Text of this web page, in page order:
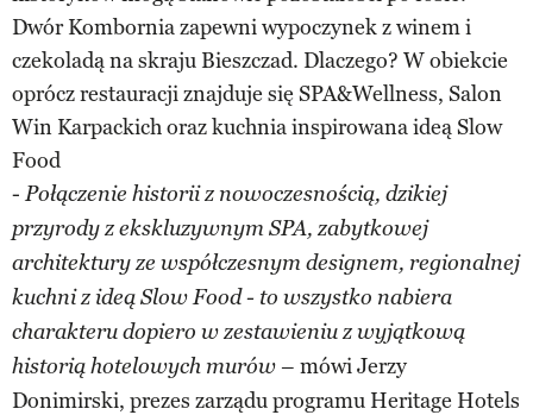
Dwór Kombornia zapewni wypoczynek z winem i
czekoladą na skraju Bieszczad. Dlaczego? W obiekcie
oprócz restauracji znajduje się SPA&Wellness, Salon
Win Karpackich oraz kuchnia inspirowana ideą Slow
Food
- Połączenie historii z nowoczesnością, dzikiej
przyrody z ekskluzywnym SPA, zabytkowej
architektury ze współczesnym designem, regionalnej
kuchni z ideą Slow Food - to wszystko nabiera
charakteru dopiero w zestawieniu z wyjątkową
historią hotelowych murów– mówi Jerzy
Donimirski, prezes zarządu programu Heritage Hotels